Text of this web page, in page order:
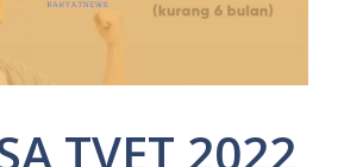
TVET 2022